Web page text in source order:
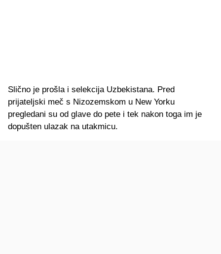
Slično je prošla i selekcija Uzbekistana. Pred
prijateljski meč s Nizozemskom u New Yorku
pregledani su od glave do pete i tek nakon toga im je
dopušten ulazak na utakmicu.